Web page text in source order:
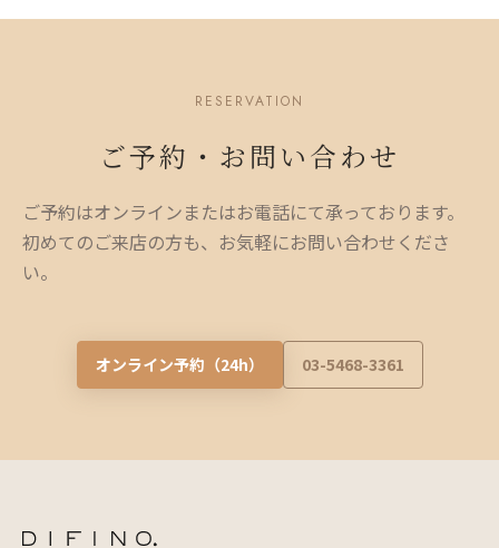
RESERVATION
ご予約・お問い合わせ
ご予約はオンラインまたはお電話にて承っております。
初めてのご来店の方も、お気軽にお問い合わせくださ
い。
オンライン予約（24h） 03-5468-3361